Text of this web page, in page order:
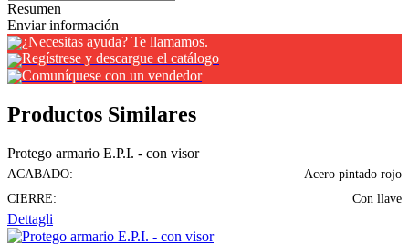
Resumen
Enviar información
¿Necesitas ayuda? Te llamamos.
Regístrese y descargue el catálogo
Comuníquese con un vendedor
Productos Similares
Protego armario E.P.I. - con visor
ACABADO:
Acero pintado rojo
CIERRE:
Con llave
Dettagli